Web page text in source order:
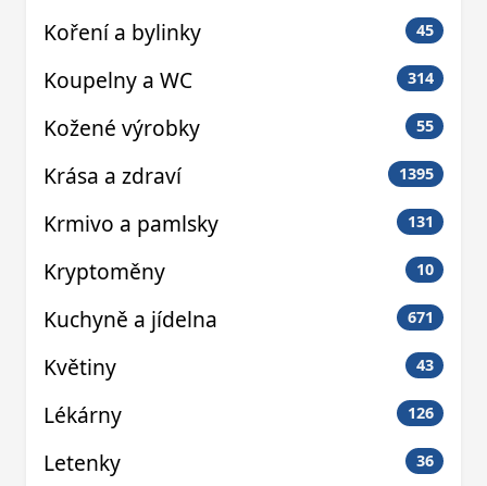
Koření a bylinky 45
Koupelny a WC 314
Kožené výrobky 55
Krása a zdraví 1395
Krmivo a pamlsky 131
Kryptoměny 10
Kuchyně a jídelna 671
Květiny 43
Lékárny 126
Letenky 36